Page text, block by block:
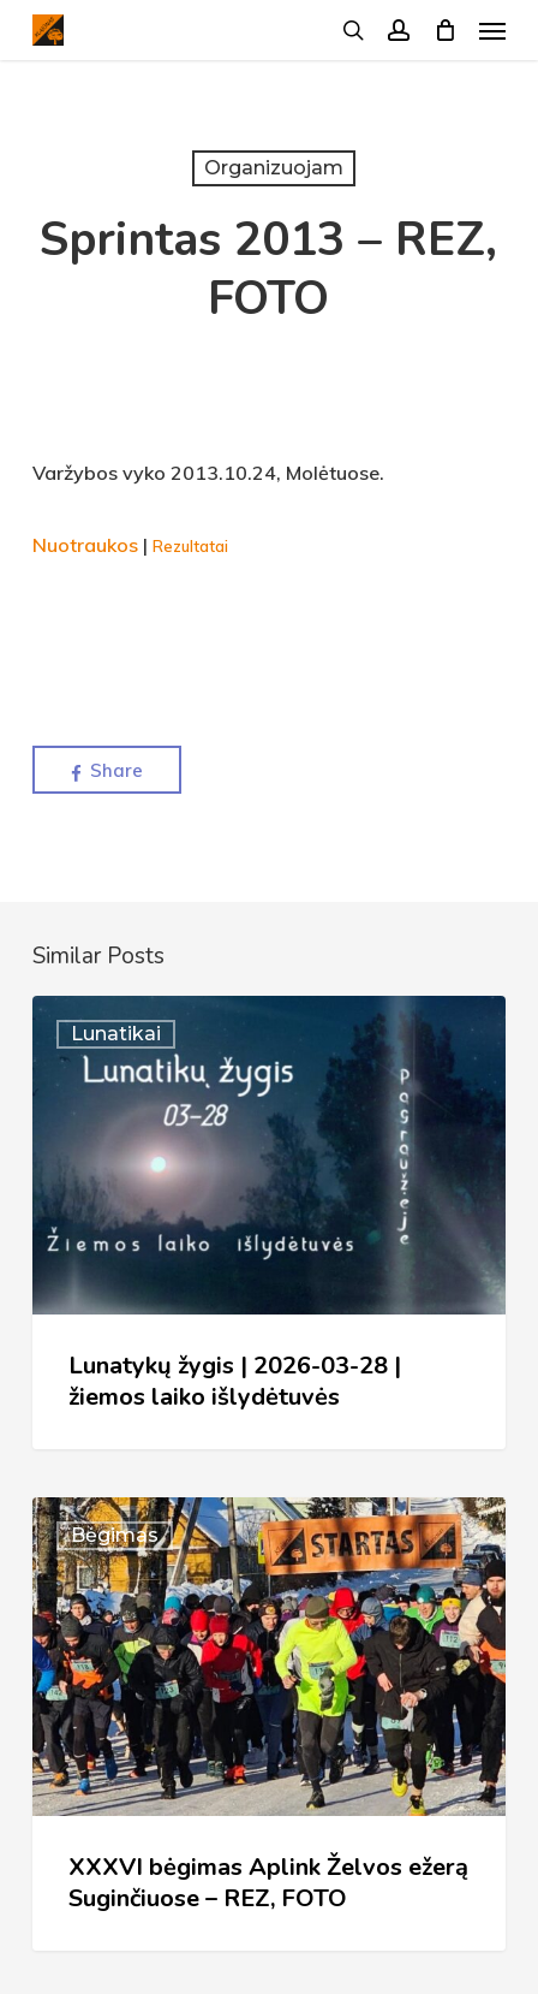
Skip
Menu
Organizuojam
Sprintas 2013 – REZ,
FOTO
Varžybos vyko 2013.10.24, Molėtuose.
Nuotraukos| Rezultatai
Share
Similar Posts
Lunatikai
Lunatykų
žygis
|
28
žiemos
laiko
išlydėtuvės
Lunatykų žygis | 2026-03-28 |
žiemos laiko išlydėtuvės
Bėgimas
XXXVI
bėgimas
Aplink
Želvos
ežerą
Suginčiuose
–
REZ,
FOTO
XXXVI bėgimas Aplink Želvos ežerą
Suginčiuose – REZ, FOTO